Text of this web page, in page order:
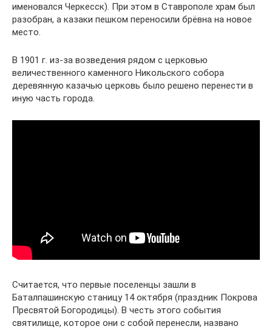
именовался Черкесск). При этом в Ставрополе храм был
разобран, а казаки пешком переносили брёвна на новое
место.
В 1901 г. из-за возведения рядом с церковью
величественного каменного Никольского собора
деревянную казачью церковь было решено перенести в
иную часть города.
Считается, что первые поселенцы зашли в
Баталпашинскую станицу 14 октября (праздник Покрова
Пресвятой Богородицы). В честь этого события
святилище, которое они с собой перенесли, названо